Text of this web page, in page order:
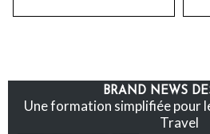
BRAND NEWS
Une formation simplifiée pour
Travel